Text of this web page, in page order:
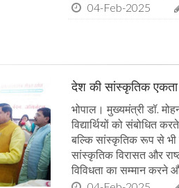
04-Feb-2025
देश की सांस्कृतिक
भोपाल। मुख्यमंत्री डॉ.
विद्यार्थियों को संबोधित
बल्कि सांस्कृतिक रूप से भी
सांस्कृतिक विरासत और
विविधता का सम्मान